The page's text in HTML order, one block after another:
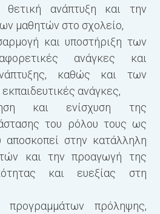
ανάπτυξη και την
μαθητών στο σχολείο,
και υποστήριξη των
ανάγκες και
καθώς και των
ανάγκες,
και ενίσχυση της
του ρόλου τους ως
αποσκοπεί στην κατάλληλη
και την προαγωγή της
και ευεξίας στη
πρόληψης,